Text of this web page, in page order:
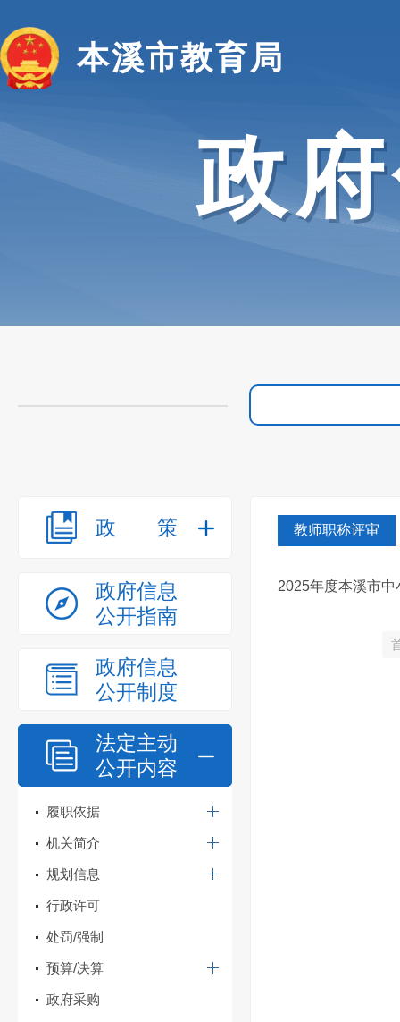
本溪市教育局
政
政策
政府信息
公开指南
政府信息
公开制度
法定主动
公开内容
履职依据
机关简介
规划信息
行政许可
处罚/强制
预算/决算
政府采购
教师职称评审
2025年度本溪市